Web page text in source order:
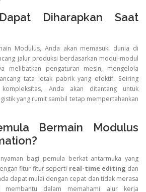
Diharapkan Saat
Modulus, Anda akan memasuki dunia di
jalur produksi berdasarkan modul-modul
melibatkan pengaturan mesin, mengelola
tata letak pabrik yang efektif. Seiring
kompleksitas, Anda akan ditantang untuk
yang rumit sambil tetap mempertahankan
Bermain Modulus
bagi pemula berkat antarmuka yang
fitur-fitur seperti real-time editing dan
dapat mulai dengan cepat dan tidak merasa
membantu dalam memahami alur kerja